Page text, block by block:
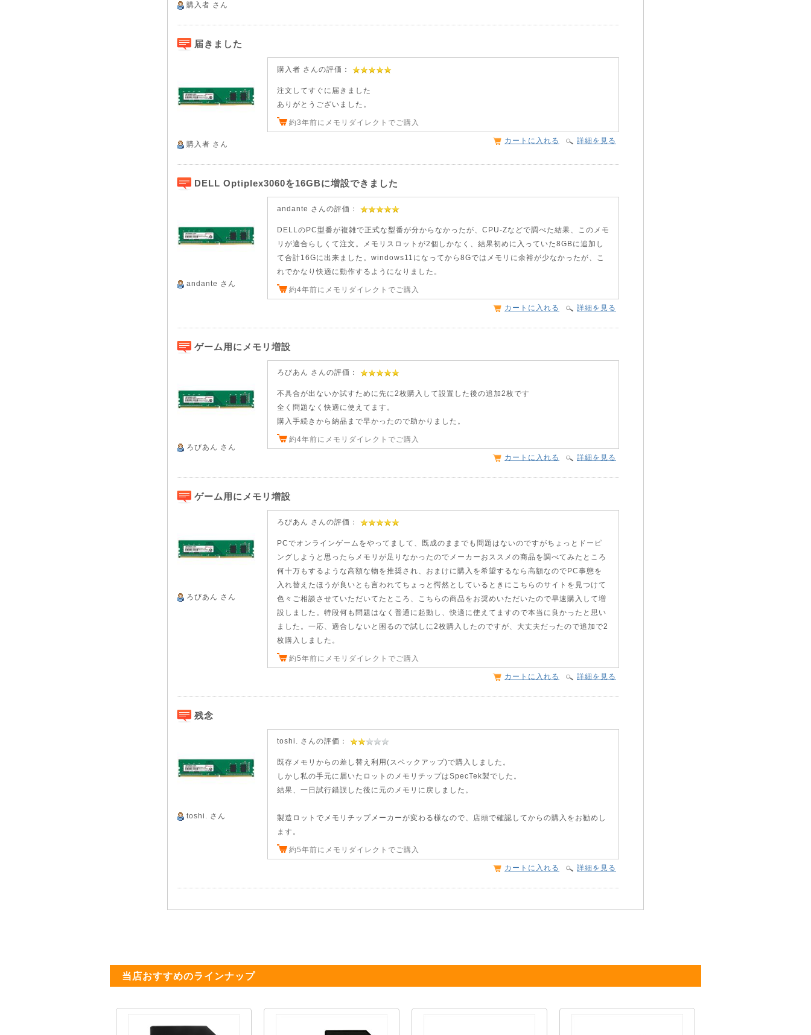
購入者 さん
届きました
購入者 さん
購入者 さんの評価：
注文してすぐに届きました
ありがとうございました。
約3年前にメモリダイレクトでご購入
詳細を見る
カートに入れる
DELL Optiplex3060を16GBに増設できました
andante さん
andante さんの評価：
DELLのPC型番が複雑で正式な型番が分からなかったが、CPU-Zなどで調べた結果、このメモ
リが適合らしくて注文。メモリスロットが2個しかなく、結果初めに入っていた8GBに追加し
て合計16Gに出来ました。windows11になってから8Gではメモリに余裕が少なかったが、こ
れでかなり快適に動作するようになりました。
約4年前にメモリダイレクトでご購入
詳細を見る
カートに入れる
ゲーム用にメモリ増設
ろびあん さん
ろびあん さんの評価：
不具合が出ないか試すために先に2枚購入して設置した後の追加2枚です
全く問題なく快適に使えてます。
購入手続きから納品まで早かったので助かりました。
約4年前にメモリダイレクトでご購入
詳細を見る
カートに入れる
ゲーム用にメモリ増設
ろびあん さん
ろびあん さんの評価：
PCでオンラインゲームをやってまして、既成のままでも問題はないのですがちょっとドーピ
ングしようと思ったらメモリが足りなかったのでメーカーおススメの商品を調べてみたところ
何十万もするような高額な物を推奨され、おまけに購入を希望するなら高額なのでPC事態を
入れ替えたほうが良いとも言われてちょっと愕然としているときにこちらのサイトを見つけて
色々ご相談させていただいてたところ、こちらの商品をお奨めいただいたので早速購入して増
設しました。特段何も問題はなく普通に起動し、快適に使えてますので本当に良かったと思い
ました。一応、適合しないと困るので試しに2枚購入したのですが、大丈夫だったので追加で2
枚購入しました。
約5年前にメモリダイレクトでご購入
詳細を見る
カートに入れる
残念
toshi. さん
toshi. さんの評価：
既存メモリからの差し替え利用(スペックアップ)で購入しました。
しかし私の手元に届いたロットのメモリチップはSpecTek製でした。
結果、一日試行錯誤した後に元のメモリに戻しました。
製造ロットでメモリチップメーカーが変わる様なので、店頭で確認してからの購入をお勧めし
ます。
約5年前にメモリダイレクトでご購入
詳細を見る
カートに入れる
当店おすすめのラインナップ